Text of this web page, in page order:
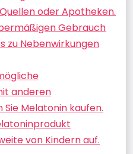
oder Apotheken.
Gebrauch
zu Nebenwirkungen
anderen
Melatonin kaufen.
von Kindern auf.